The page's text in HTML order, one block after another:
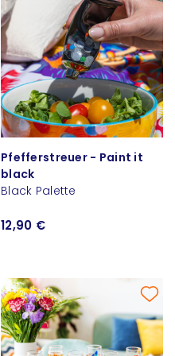
Pfefferstreuer - Paint it
black
Black Palette
12,90 €